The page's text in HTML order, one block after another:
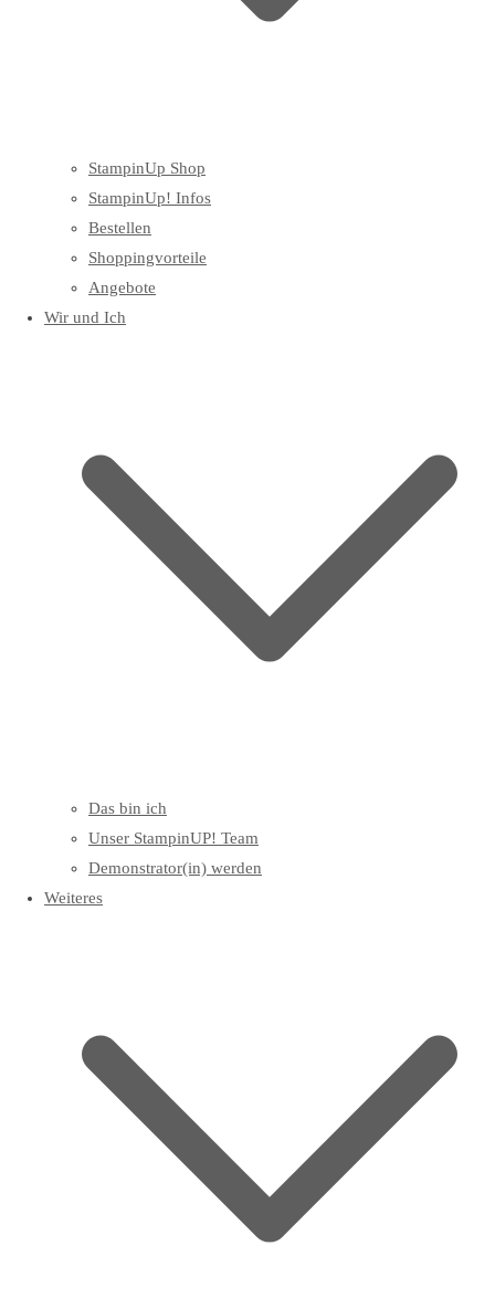
StampinUp Shop
StampinUp! Infos
Bestellen
Shoppingvorteile
Angebote
Wir und Ich
Das bin ich
Unser StampinUP! Team
Demonstrator(in) werden
Weiteres